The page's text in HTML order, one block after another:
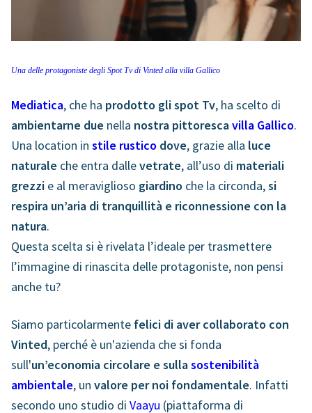
Una delle protagoniste degli Spot Tv di Vinted alla villa Gallico
Mediatica, che ha prodotto gli spot Tv, ha scelto di
ambientarne due nella nostra pittorescavilla Gallico.
Una location in stile rustico dove, grazie alla luce
naturale che entra dallevetrate, all’uso di materiali
grezzi e al meraviglioso giardino che la circonda,si
respira un’aria di tranquillità e riconnessione con la
natura.
Questa scelta si è rivelata l’ideale per trasmettere
l’immagine di rinascita delle protagoniste, non pensi
anche tu?
Siamo particolarmente felici di aver collaborato con
Vinted, perché è un'azienda che si fonda
sull'un’economia circolare e sullasostenibilità
ambientale, un valore per noi fondamentale. Infatti
secondo uno studio di Vaayu (piattaforma di